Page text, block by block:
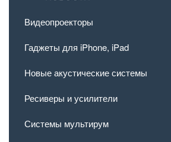
Видеопроекторы
Гаджеты для iPhone, iPad
Новые акустические системы
Ресиверы и усилители
Системы мультирум